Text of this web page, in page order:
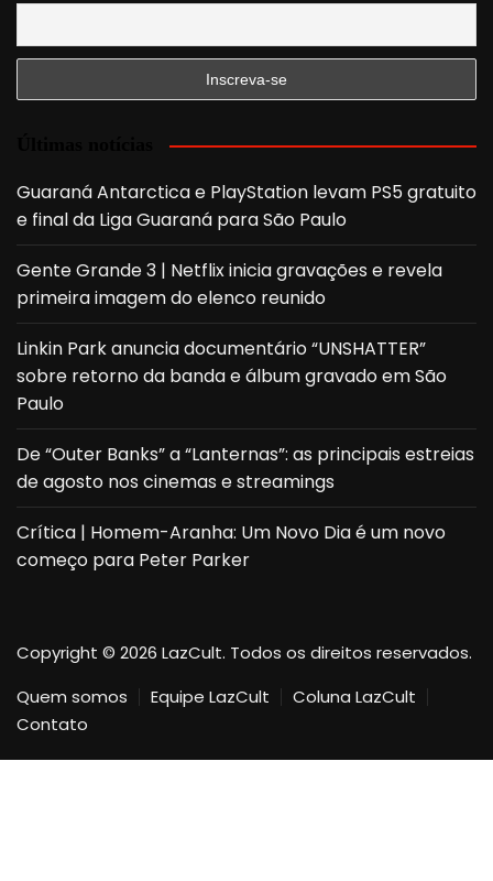
Guaraná Antarctica e PlayStation levam PS5 gratuito
e final da Liga Guaraná para São Paulo
Gente Grande 3 | Netflix inicia gravações e revela
primeira imagem do elenco reunido
Linkin Park anuncia documentário “UNSHATTER”
sobre retorno da banda e álbum gravado em São
Paulo
De “Outer Banks” a “Lanternas”: as principais estreias
de agosto nos cinemas e streamings
Crítica | Homem-Aranha: Um Novo Dia é um novo
começo para Peter Parker
Copyright © 2026 LazCult. Todos os direitos reservados.
Quem somos
Equipe LazCult
Coluna LazCult
Contato